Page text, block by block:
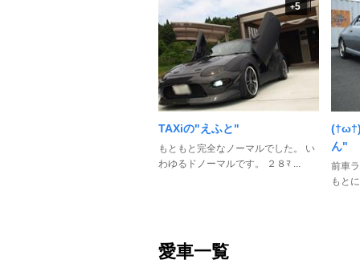
+5
TAXiの"えふと"
もともと完全なノーマルでした。 い
わゆるドノーマルです。 ２８ﾏ ...
ん"
前車
もと
愛車一覧